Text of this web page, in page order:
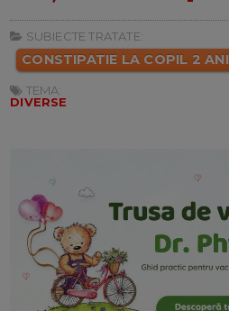
SUBIECTE TRATATE:
CONSTIPATIE LA COPIL 2 ANI
TEMA:
DIVERSE